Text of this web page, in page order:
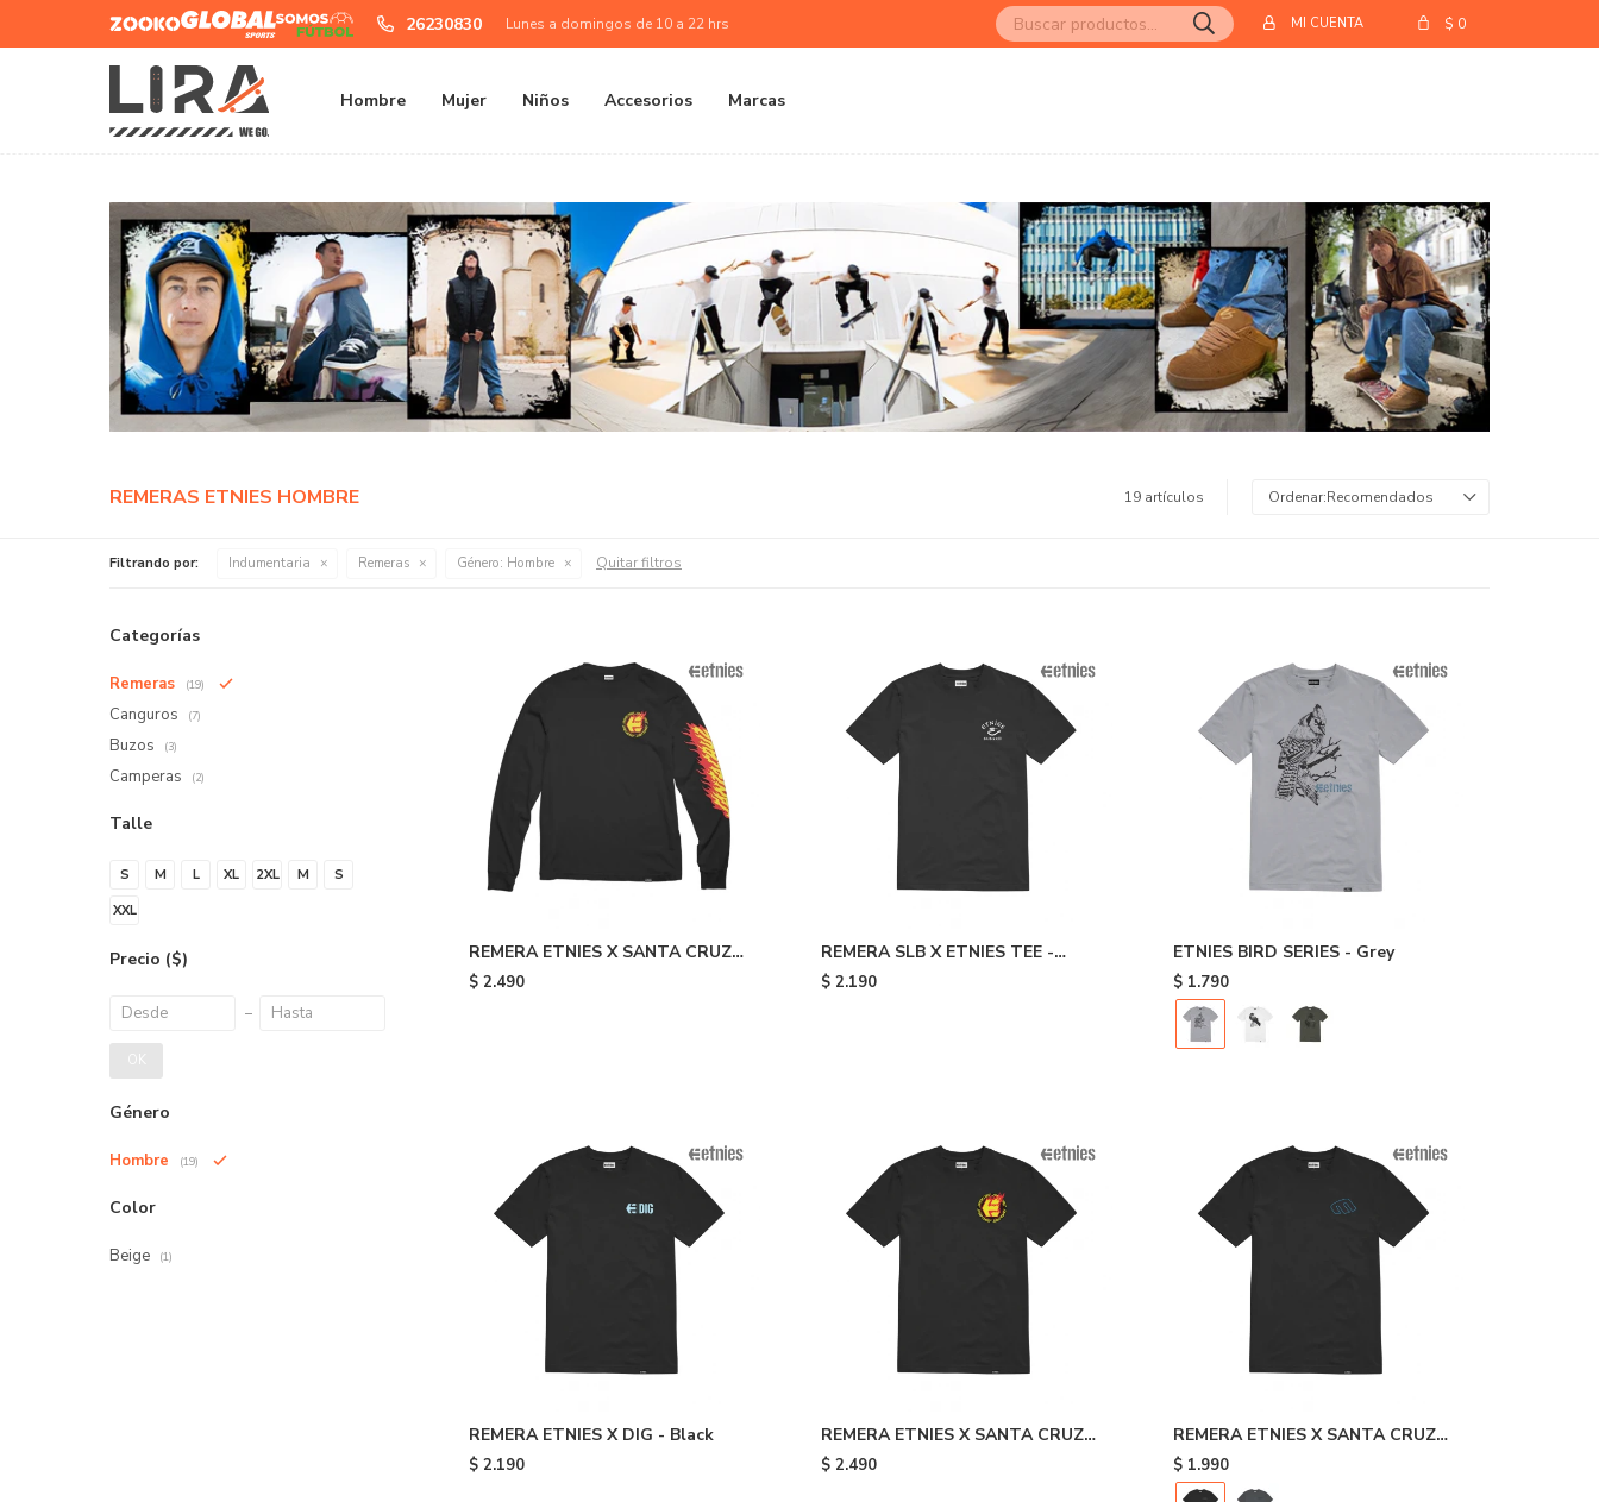
Hombre Mujer Niños Accesorios Marcas
$ 0
Futbol
26230830 Lunes a domingos de 10 a 22 hrs
REMERAS ETNIES HOMBRE 19 artículos Recomendados
Filtrando por: Indumentaria Remeras Género: Hombre Quitar filtros
REMERA ETNIES X SANTA CRUZ
FLAME - Black
$ 2.490
REMERA SLB X ETNIES TEE -
Black
$ 2.190
ETNIES BIRD SERIES - Grey
$ 1.790
REMERA ETNIES X DIG - Black
$ 2.190
REMERA ETNIES X SANTA CRUZ
FLAME - Black
$ 2.490
REMERA ETNIES X SANTA CRUZ
RETRO - Black
$ 1.990
Categorías
Remeras (19)
Canguros (7)
Buzos (3)
Camperas (2)
Talle
S M L XL 2XL M
S
XXL
Precio ($)
OK
Género
Hombre (19)
Color
Beige (1)